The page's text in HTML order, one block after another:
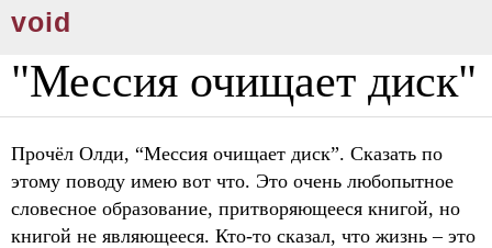
void
"Мессия очищает диск"
Прочёл Олди, “Мессия очищает диск”. Сказать по
этому поводу имею вот что. Это очень любопытное
словесное образование, притворяющееся книгой, но
книгой не являющееся. Кто-то сказал, что жизнь – это